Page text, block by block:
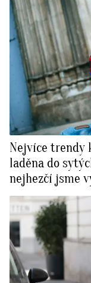
Nejvíce trendy
laděna do
nejhezčí jsme